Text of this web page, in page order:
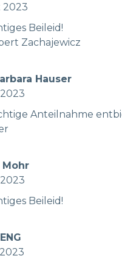
2023
Beileid!
Zachajewicz
Hauser
Anteilnahme
Mohr
Beileid!